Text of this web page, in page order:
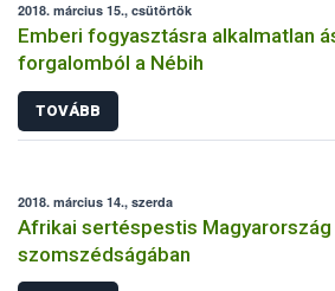
2018. március 15., csütörtök
Emberi fogyasztásra alkalmatlan
forgalomból a Nébih
TOVÁBB
2018. március 14., szerda
Afrikai sertéspestis
szomszédságában